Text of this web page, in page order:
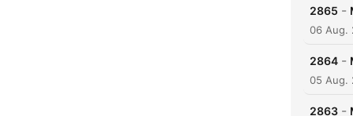
2865 -
06 Aug.
2864 -
05 Aug.
2863 -